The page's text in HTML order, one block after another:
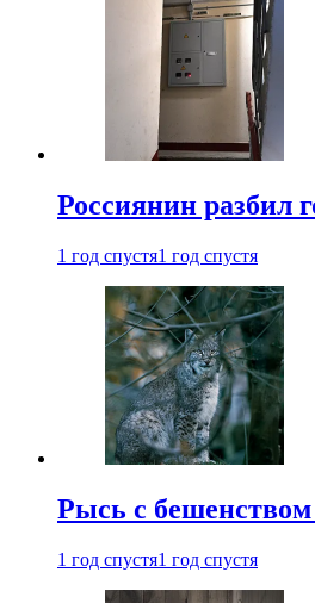
Россиянин разбил
1 год спустя1 год спустя
Рысь с бешенством
1 год спустя1 год спустя